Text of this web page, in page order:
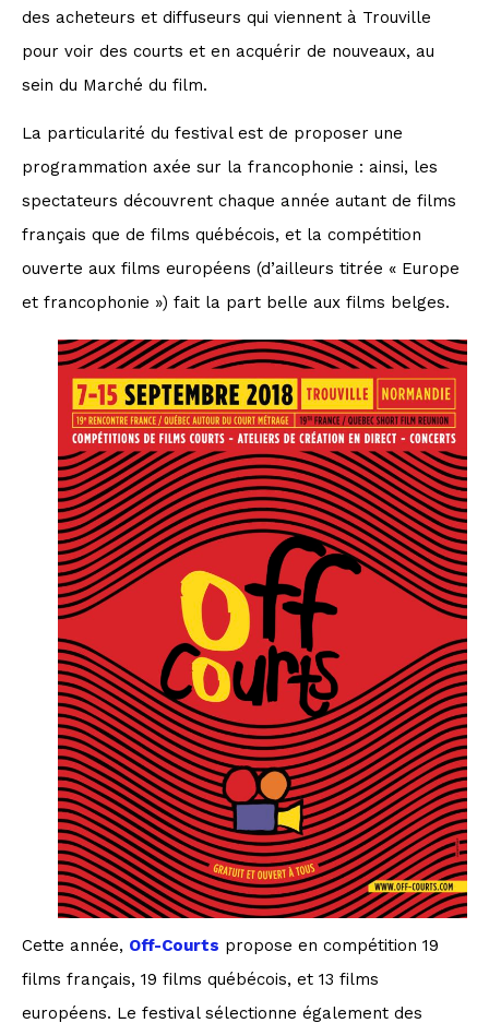
des acheteurs et diffuseurs qui viennent à Trouville
pour voir des courts et en acquérir de nouveaux, au
sein du Marché du film.
La particularité du festival est de proposer une
programmation axée sur la francophonie : ainsi, les
spectateurs découvrent chaque année autant de films
français que de films québécois, et la compétition
ouverte aux films européens (d’ailleurs titrée « Europe
et francophonie ») fait la part belle aux films belges.
Cette année, Off-Courts propose en compétition 19
films français, 19 films québécois, et 13 films
européens. Le festival sélectionne également des